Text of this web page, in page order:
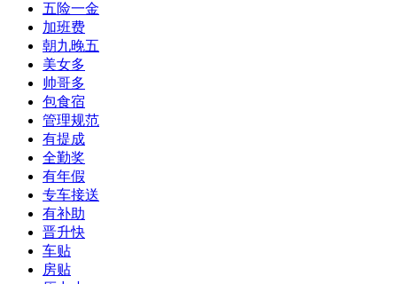
五险一金
加班费
朝九晚五
美女多
帅哥多
包食宿
管理规范
有提成
全勤奖
有年假
专车接送
有补助
晋升快
车贴
房贴